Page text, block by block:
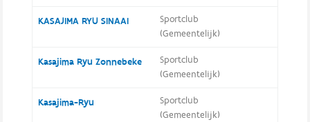
KASAJIMA RYU SINAAI
Sportclub
(Gemeentelijk)
Kasajima Ryu Zonnebeke
Sportclub
(Gemeentelijk)
Kasajima-Ryu
Sportclub
(Gemeentelijk)